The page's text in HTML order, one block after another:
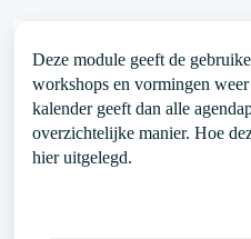
Deze module geeft de
workshops en vormingen
kalender geeft dan alle
overzichtelijke manier. Hoe
hier uitgelegd.